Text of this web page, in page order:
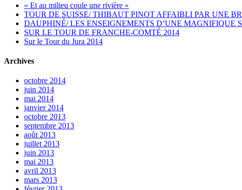
« Et au milieu coule une rivière »
TOUR DE SUISSE/ THIBAUT PINOT AFFAIBLI PAR UNE
DAUPHINÉ/ LES ENSEIGNEMENTS D’UNE MAGNIFIQUE
SUR LE TOUR DE FRANCHE-COMTÉ 2014
Sur le Tour du Jura 2014
Archives
octobre 2014
juin 2014
mai 2014
janvier 2014
octobre 2013
septembre 2013
août 2013
juillet 2013
juin 2013
mai 2013
avril 2013
mars 2013